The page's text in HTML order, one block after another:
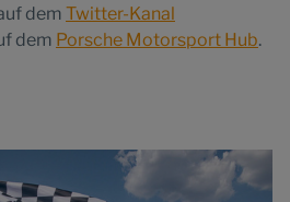
dem Twitter-Kanal
dem Porsche Motorsport Hub.